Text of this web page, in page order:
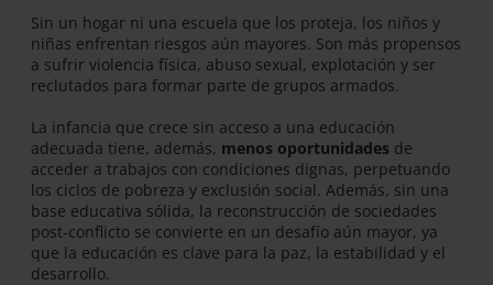
Sin un hogar ni una escuela que los proteja, los niños y
niñas enfrentan riesgos aún mayores. Son más propensos
a sufrir violencia física, abuso sexual, explotación y ser
reclutados para formar parte de grupos armados.
La infancia que crece sin acceso a una educación
adecuada tiene, además, menos oportunidades de
acceder a trabajos con condiciones dignas, perpetuando
los ciclos de pobreza y exclusión social. Además, sin una
base educativa sólida, la reconstrucción de sociedades
post-conflicto se convierte en un desafío aún mayor, ya
que la educación es clave para la paz, la estabilidad y el
desarrollo.